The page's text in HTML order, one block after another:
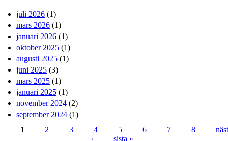
juli 2026 (1)
mars 2026 (1)
januari 2026 (1)
oktober 2025 (1)
augusti 2025 (1)
juni 2025 (3)
mars 2025 (1)
januari 2025 (1)
november 2024 (2)
september 2024 (1)
1 2 3 4 5 6 7 8
›
sista »